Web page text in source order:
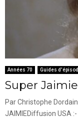
Années 70 Guides
Super
Par Christophe
JAIMIEDiffusion USA